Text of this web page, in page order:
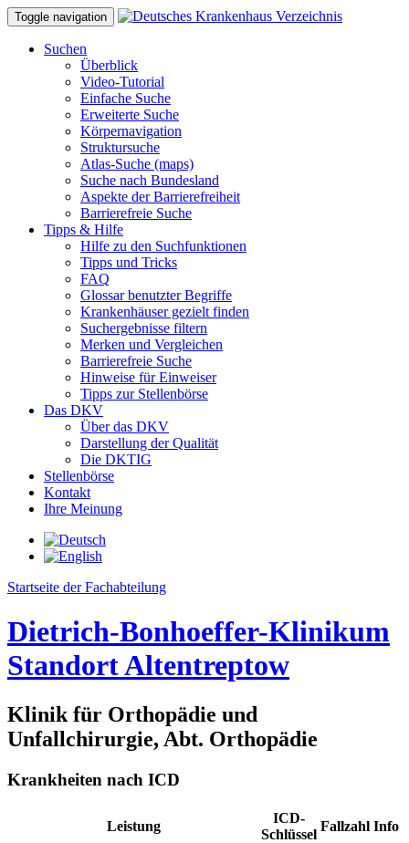
Toggle navigation
Suchen
Überblick
Video-Tutorial
Einfache Suche
Erweiterte Suche
Körpernavigation
Struktursuche
Atlas-Suche (maps)
Suche nach Bundesland
Aspekte der Barrierefreiheit
Barrierefreie Suche
Tipps & Hilfe
Hilfe zu den Suchfunktionen
Tipps und Tricks
FAQ
Glossar benutzter Begriffe
Krankenhäuser gezielt finden
Suchergebnisse filtern
Merken und Vergleichen
Barrierefreie Suche
Hinweise für Einweiser
Tipps zur Stellenbörse
Das DKV
Über das DKV
Darstellung der Qualität
Die DKTIG
Stellenbörse
Kontakt
Ihre Meinung
Startseite der Fachabteilung
Dietrich-Bonhoeffer-Klinikum
Standort Altentreptow
Klinik für Orthopädie und
Unfallchirurgie, Abt. Orthopädie
Krankheiten nach ICD
Leistung
ICD-
Schlüssel
Fallzahl Info